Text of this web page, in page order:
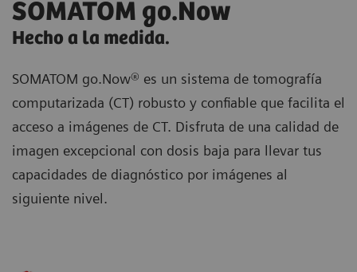
SOMATOM go.Now
Hecho a la medida.
SOMATOM go.Now® es un sistema de tomografía
computarizada (CT) robusto y confiable que facilita el
acceso a imágenes de CT. Disfruta de una calidad de
imagen excepcional con dosis baja para llevar tus
capacidades de diagnóstico por imágenes al
siguiente nivel.